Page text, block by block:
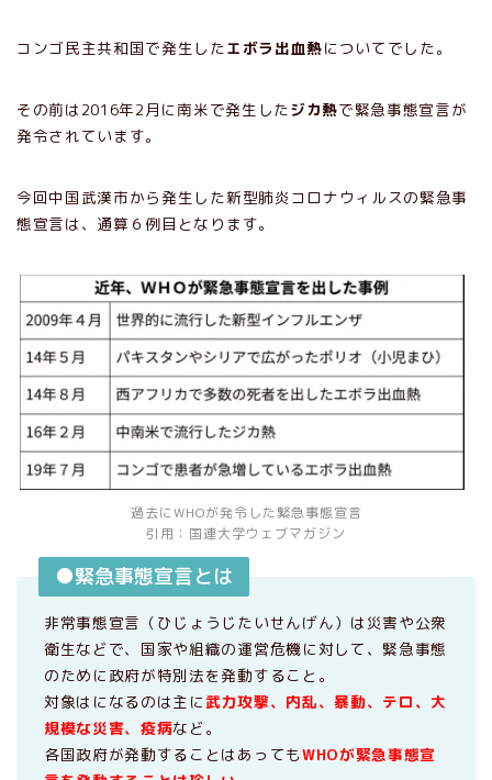
コンゴ民主共和国で発生したエボラ出血熱についてでした。
その前は2016年2月に南米で発生したジカ熱で緊急事態宣言が
発令されています。
今回中国武漢市から発生した新型肺炎コロナウィルスの緊急事
態宣言は、通算６例目となります。
過去にWHOが発令した緊急事態宣言
引用：国連大学ウェブマガジン
●緊急事態宣言とは
非常事態宣言（ひじょうじたいせんげん）は災害や公衆
衛生などで、国家や組織の運営危機に対して、緊急事態
のために政府が特別法を発動すること。
対象はになるのは主に武力攻撃、内乱、暴動、テロ、大
規模な災害、疫病など。
各国政府が発動することはあってもWHOが緊急事態宣